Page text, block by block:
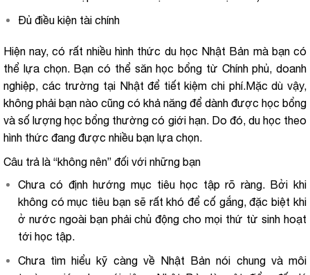
Đủ điều kiện tài chính
Hiện nay, có rất nhiều hình thức du học Nhật Bản mà bạn có
thể lựa chọn. Bạn có thể săn học bổng từ Chính phủ, doanh
nghiệp, các trường tại Nhật để tiết kiệm chi phí.Mặc dù vậy,
không phải bạn nào cũng có khả năng để dành được học bổng
và số lượng học bổng thường có giới hạn. Do đó, du học theo
hình thức đang được nhiều bạn lựa chọn.
Câu trả là “không nên” đối với những bạn
Chưa có định hướng mục tiêu học tập rõ ràng. Bởi khi
không có mục tiêu bạn sẽ rất khó để cố gắng, đặc biệt khi
ở nước ngoài bạn phải chủ động cho mọi thứ từ sinh hoạt
tới học tập.
Chưa tìm hiểu kỹ càng về Nhật Bản nói chung và môi